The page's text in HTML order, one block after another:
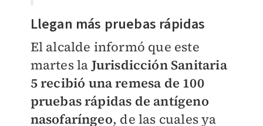
Llegan más pruebas rápidas
El alcalde informó que este
martes la Jurisdicción Sanitaria
5 recibió una remesa de 100
pruebas rápidas de antígeno
nasofaríngeo, de las cuales ya